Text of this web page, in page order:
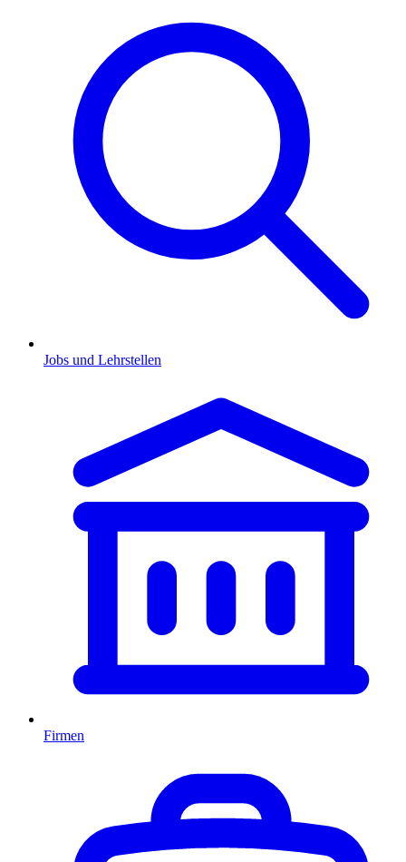
Jobs und Lehrstellen
Firmen